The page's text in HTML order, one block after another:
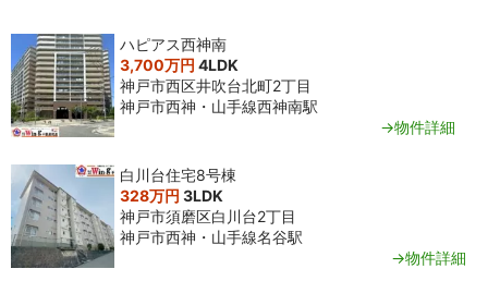
ハピアス西神南
3,700万円 4LDK
神戸市西区井吹台北町2丁目
神戸市西神・山手線西神南駅
→物件詳細
白川台住宅8号棟
328万円 3LDK
神戸市須磨区白川台2丁目
神戸市西神・山手線名谷駅
→物件詳細